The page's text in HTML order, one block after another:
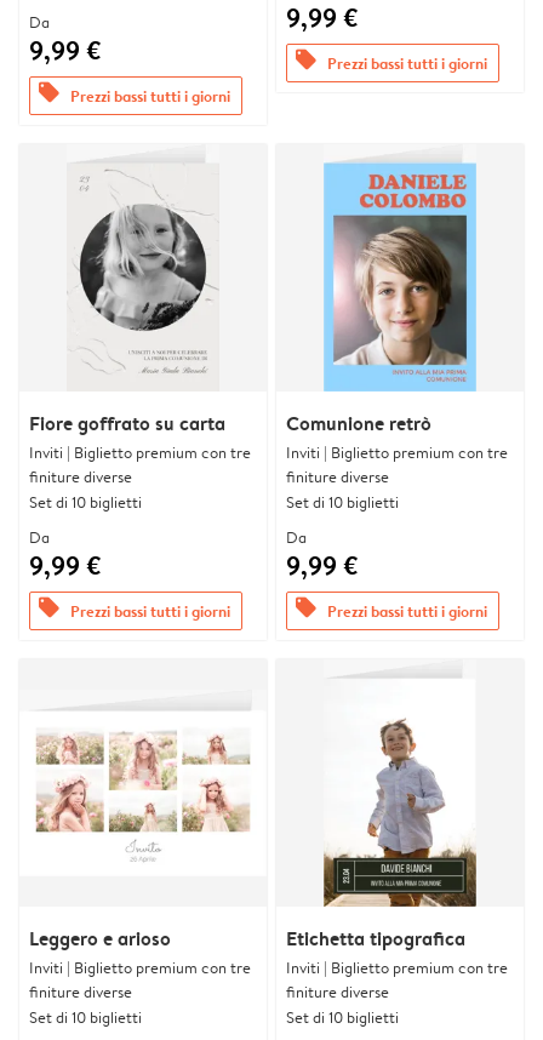
Da
9,99 €
offers Prezzi bassi tutti i giorni
9,99 €
offers Prezzi bassi tutti i giorni
Fiore goffrato su carta
Inviti | Biglietto premium con tre
finiture diverse
Set di 10 biglietti
Da
9,99 €
offers Prezzi bassi tutti i giorni
Comunione retrò
Inviti | Biglietto premium con tre
finiture diverse
Set di 10 biglietti
Da
9,99 €
offers Prezzi bassi tutti i giorni
Leggero e arioso
Inviti | Biglietto premium con tre
finiture diverse
Set di 10 biglietti
Etichetta tipografica
Inviti | Biglietto premium con tre
finiture diverse
Set di 10 biglietti